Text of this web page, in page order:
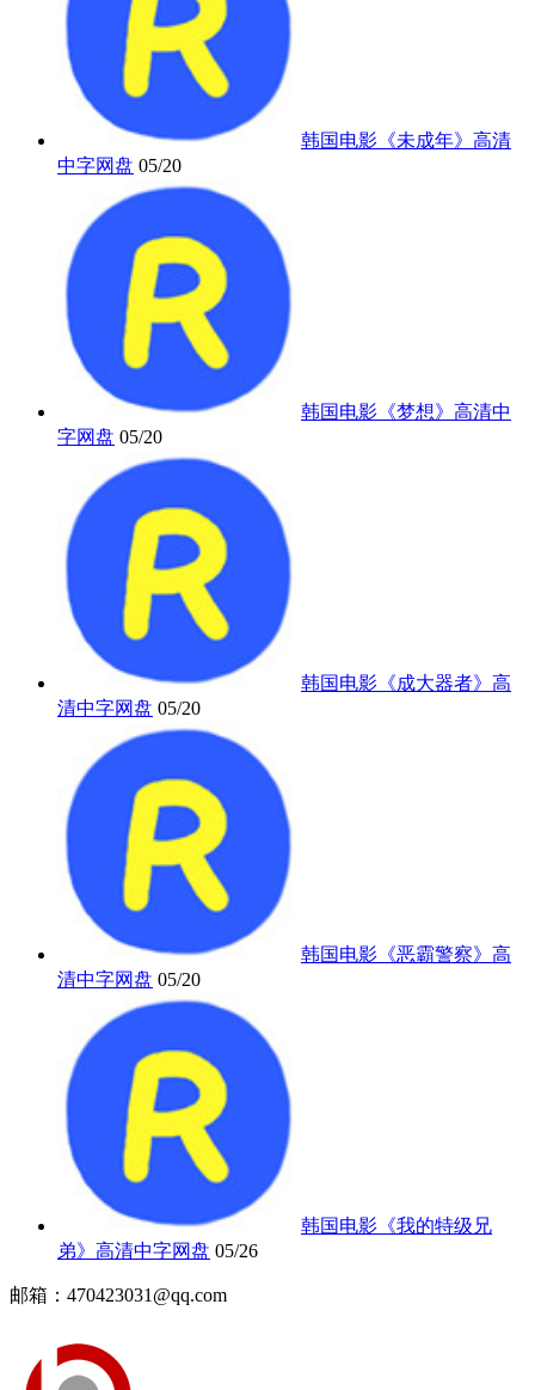
韩国电影《未成年》高清
中字网盘 05/20
韩国电影《梦想》高清中
字网盘 05/20
韩国电影《成大器者》高
清中字网盘 05/20
韩国电影《恶霸警察》高
清中字网盘 05/20
韩国电影《我的特级兄
弟》高清中字网盘 05/26
邮箱：470423031@qq.com